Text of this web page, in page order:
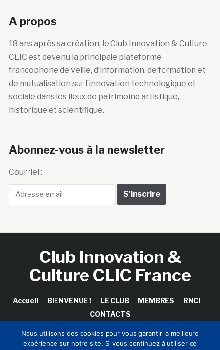
A propos
18 ans après sa création, le Club Innovation & Culture
CLIC est devenu la principale plateforme
francophone de veille, d’information, de formation et
de mutualisation sur l’innovation technologique et
sociale dans les lieux de patrimoine artistique,
historique et scientifique.
Abonnez-vous à la newsletter
Courriel :
Club Innovation &
Culture CLIC France
Accueil BIENVENUE ! LE CLUB MEMBRES
RNCI
CONTACTS
Nous utilisons des cookies pour vous garantir la meilleure
expérience sur notre site. Si vous continuez à utiliser ce